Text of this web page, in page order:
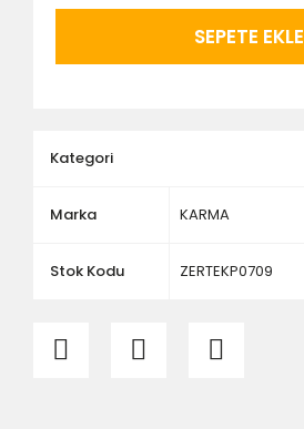
ölçü ve ebat kontrolü yaptırınız.
SEPETE EKLE
Kategori
Marka KARMA
Stok Kodu ZERTEKP0709